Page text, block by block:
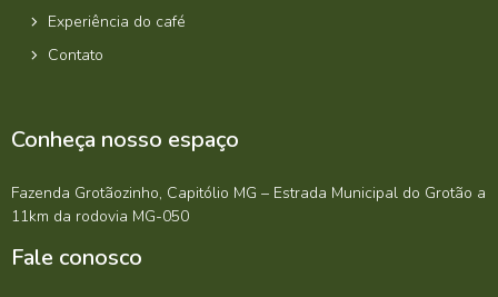
Experiência do café
Contato
Conheça nosso espaço
Fazenda Grotãozinho, Capitólio MG – Estrada Municipal do Grotão a
11km da rodovia MG-050
Fale conosco